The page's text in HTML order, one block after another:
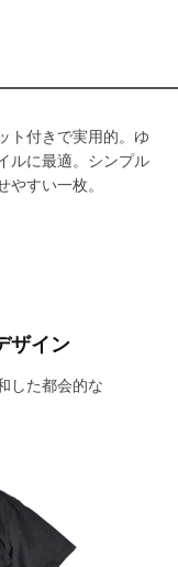
ト付きで実用的。ゆ
ルに最適。シンプル
すい一枚。
ザイン
した都会的な